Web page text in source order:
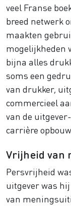
veel Franse
breed netwerk
maakten
mogelijkheden
bijna alles
soms een
van drukker,
commercieel
van de
carrière
Vrijheid van
Persvrijheid
uitgever was
van